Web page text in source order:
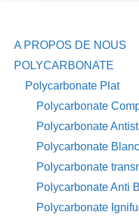
A PROPOS DE NOUS
POLYCARBONATE
Polycarbonate Plat
Polycarbonate
Polycarbonate
Polycarbonate
Polycarbonate
Polycarbonate Anti
Polycarbonate